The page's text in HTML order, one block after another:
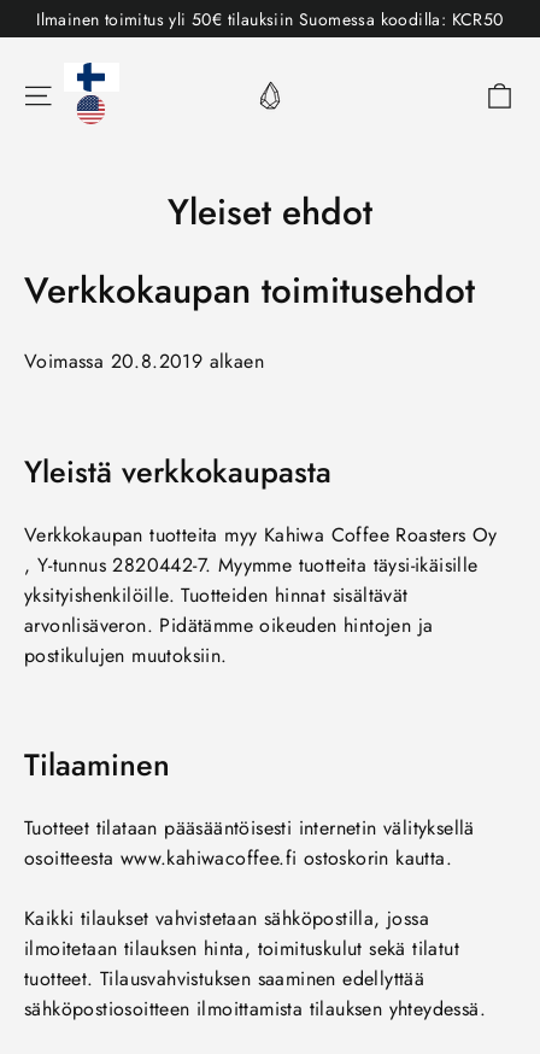
SisältöönIlmainen toimitus yli 50€ tilauksiin Suomessa koodilla: KCR50
Valikko
Yleiset ehdot
Verkkokaupan toimitusehdot
Voimassa 20.8.2019 alkaen
Yleistä verkkokaupasta
Verkkokaupan tuotteita myy Kahiwa Coffee Roasters Oy
, Y-tunnus 2820442-7. Myymme tuotteita täysi-ikäisille
yksityishenkilöille. Tuotteiden hinnat sisältävät
arvonlisäveron. Pidätämme oikeuden hintojen ja
postikulujen muutoksiin.
Tilaaminen
Tuotteet tilataan pääsääntöisesti internetin välityksellä
osoitteesta www.kahiwacoffee.fi ostoskorin kautta.
Kaikki tilaukset vahvistetaan sähköpostilla, jossa
ilmoitetaan tilauksen hinta, toimituskulut sekä tilatut
tuotteet. Tilausvahvistuksen saaminen edellyttää
sähköpostiosoitteen ilmoittamista tilauksen yhteydessä.